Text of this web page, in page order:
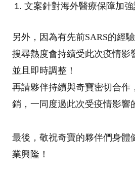
文案針對海外醫療保障加強
另外，因為有先前SARS的經
搜尋熱度會持續受此次疫情影
並且即時調整！
再請夥伴持續與奇寶密切合作
銷，一同度過此次受疫情影響
最後，敬祝奇寶的夥伴們身體
業興隆！